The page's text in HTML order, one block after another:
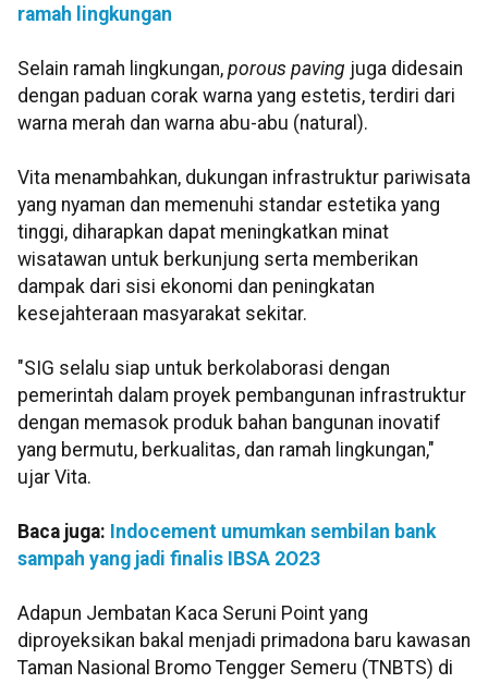
ramah lingkungan
Selain ramah lingkungan, porous paving juga didesain
dengan paduan corak warna yang estetis, terdiri dari
warna merah dan warna abu-abu (natural).
Vita menambahkan, dukungan infrastruktur pariwisata
yang nyaman dan memenuhi standar estetika yang
tinggi, diharapkan dapat meningkatkan minat
wisatawan untuk berkunjung serta memberikan
dampak dari sisi ekonomi dan peningkatan
kesejahteraan masyarakat sekitar.
"SIG selalu siap untuk berkolaborasi dengan
pemerintah dalam proyek pembangunan infrastruktur
dengan memasok produk bahan bangunan inovatif
yang bermutu, berkualitas, dan ramah lingkungan,"
ujar Vita.
Baca juga: Indocement umumkan sembilan bank
sampah yang jadi finalis IBSA 2O23
Adapun Jembatan Kaca Seruni Point yang
diproyeksikan bakal menjadi primadona baru kawasan
Taman Nasional Bromo Tengger Semeru (TNBTS) di